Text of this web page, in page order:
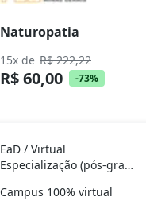
Naturopatia
15x de R$ 222,22
R$ 60,00 -73%
EaD / Virtual
Especialização (pós-graduação)
Campus 100% virtual